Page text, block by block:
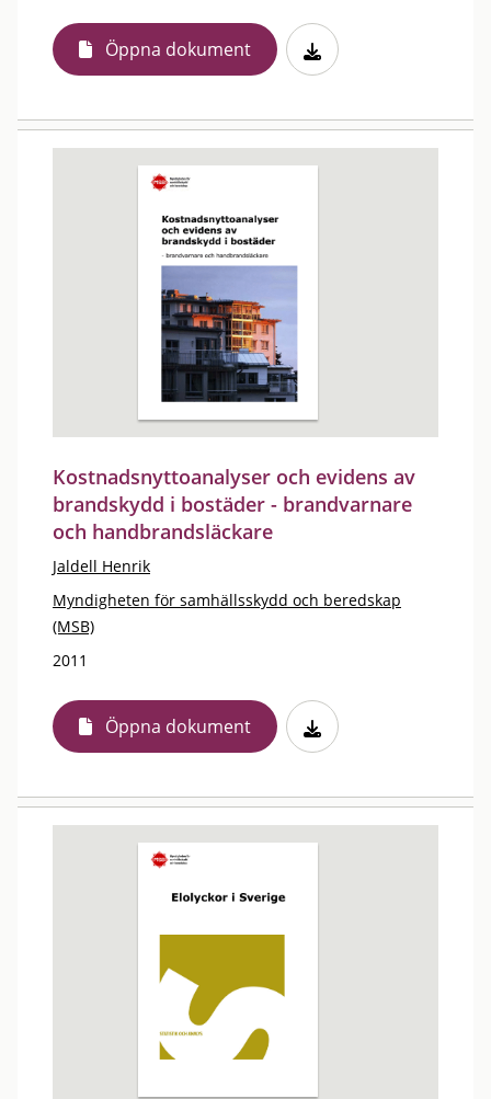
Öppna dokument
Kostnadsnyttoanalyser och evidens av
brandskydd i bostäder - brandvarnare
och handbrandsläckare
Jaldell Henrik
Myndigheten för samhällsskydd och beredskap
(MSB)
2011
Öppna dokument